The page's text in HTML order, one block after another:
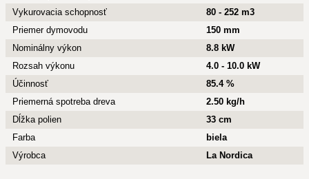
Vykurovacia schopnosť
80 - 252 m3
Priemer dymovodu
150 mm
Nominálny výkon
8.8 kW
Rozsah výkonu
4.0 - 10.0 kW
Účinnosť
85.4 %
Priemerná spotreba dreva
2.50 kg/h
Dĺžka polien
33 cm
Farba
biela
Výrobca
La Nordica